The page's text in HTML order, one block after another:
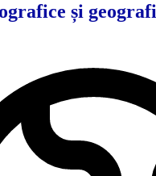
și